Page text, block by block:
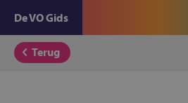
De VO Gids
Terug